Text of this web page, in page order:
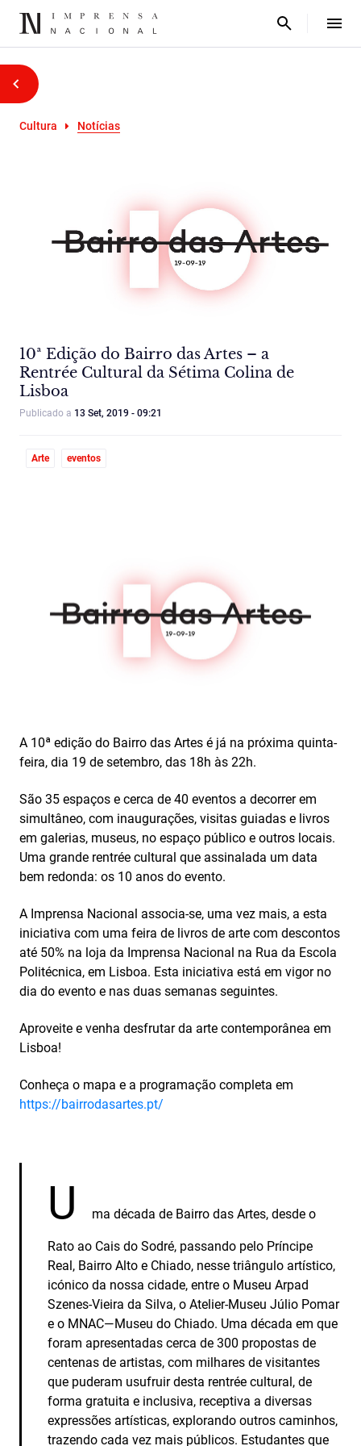
Cultura Notícias
10ª Edição do Bairro das Artes – a
Rentrée Cultural da Sétima Colina de
Lisboa
Publicado a 13 Set, 2019 - 09:21
Arte eventos
A 10ª edição do Bairro das Artes é já na próxima quinta-
feira, dia 19 de setembro, das 18h às 22h.
São 35 espaços e cerca de 40 eventos a decorrer em
simultâneo, com inaugurações, visitas guiadas e livros
em galerias, museus, no espaço público e outros locais.
Uma grande rentrée cultural que assinalada um data
bem redonda: os 10 anos do evento.
A Imprensa Nacional associa-se, uma vez mais, a esta
iniciativa com uma feira de livros de arte com descontos
até 50% na loja da Imprensa Nacional na Rua da Escola
Politécnica, em Lisboa. Esta iniciativa está em vigor no
dia do evento e nas duas semanas seguintes.
Aproveite e venha desfrutar da arte contemporânea em
Lisboa!
Conheça o mapa e a programação completa em
https://bairrodasartes.pt/
U ma década de Bairro das Artes, desde o
Rato ao Cais do Sodré, passando pelo Príncipe
Real, Bairro Alto e Chiado, nesse triângulo artístico,
icónico da nossa cidade, entre o Museu Arpad
Szenes-Vieira da Silva, o Atelier-Museu Júlio Pomar
e o MNAC—Museu do Chiado. Uma década em que
foram apresentadas cerca de 300 propostas de
centenas de artistas, com milhares de visitantes
que puderam usufruir desta rentrée cultural, de
forma gratuita e inclusiva, receptiva a diversas
expressões artísticas, explorando outros caminhos,
trazendo cada vez mais públicos. Estudantes que